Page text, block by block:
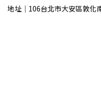
地址｜106台北市大安區敦化